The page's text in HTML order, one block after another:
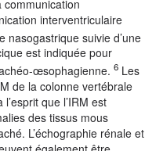
interventriculaire
nasogastrique suivie d’une
est indiquée pour
œsophagienne. 6 Les
de la colonne vertébrale
que l’IRM est
des tissus mous
L’échographie rénale et